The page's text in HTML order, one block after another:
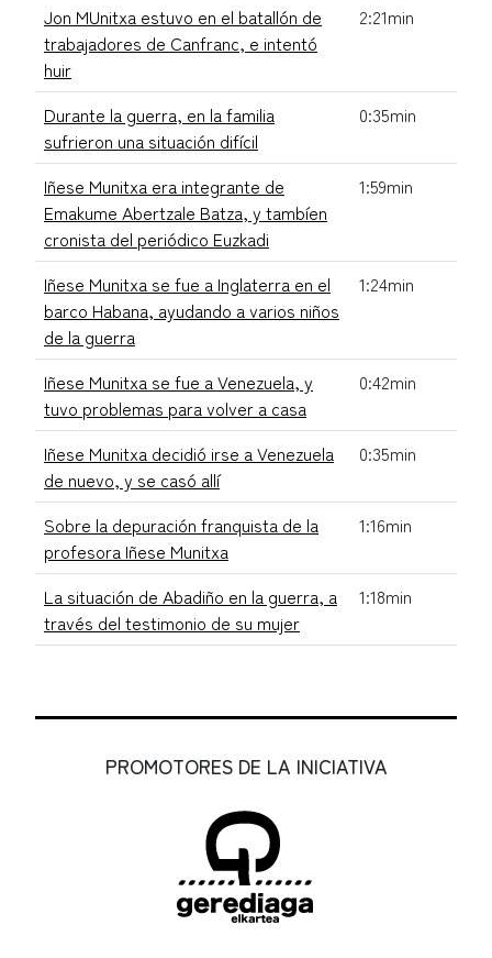
Jon MUnitxa estuvo en el batallón de
trabajadores de Canfranc, e intentó
huir
2:21min
Durante la guerra, en la familia
sufrieron una situación difícil
0:35min
Iñese Munitxa era integrante de
Emakume Abertzale Batza, y tambíen
cronista del periódico Euzkadi
1:59min
Iñese Munitxa se fue a Inglaterra en el
barco Habana, ayudando a varios niños
de la guerra
1:24min
Iñese Munitxa se fue a Venezuela, y
tuvo problemas para volver a casa
0:42min
Iñese Munitxa decidió irse a Venezuela
de nuevo, y se casó allí
0:35min
Sobre la depuración franquista de la
profesora Iñese Munitxa
1:16min
La situación de Abadiño en la guerra, a
través del testimonio de su mujer
1:18min
PROMOTORES DE LA INICIATIVA